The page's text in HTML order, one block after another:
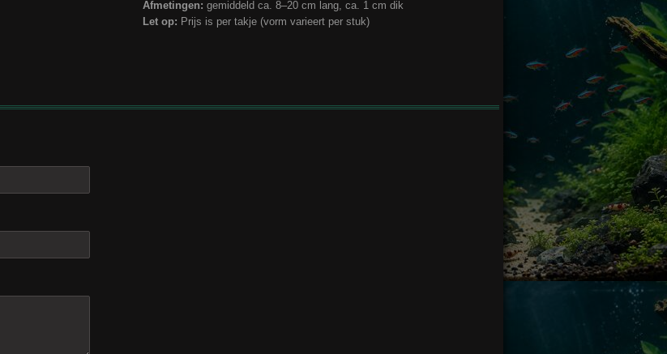
Afmetingen: gemiddeld ca. 8–20 cm lang, ca. 1 cm dik
Let op: Prijs is per takje (vorm varieert per stuk)